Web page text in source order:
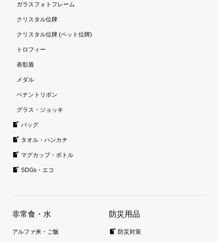
ガラスフォトフレーム
クリスタル位牌
クリスタル位牌 (ペット位牌)
トロフィー
表彰盾
メダル
ペナントリボン
グラス・ジョッキ
バッグ
タオル・ハンカチ
マグカップ・ボトル
SDGs・エコ
非常食・水
アルファ米・ご飯
防災用品
防災対策